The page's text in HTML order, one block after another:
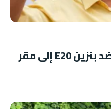
كجريوال يقود مسيرة ضد بنزين E20 إلى مقر